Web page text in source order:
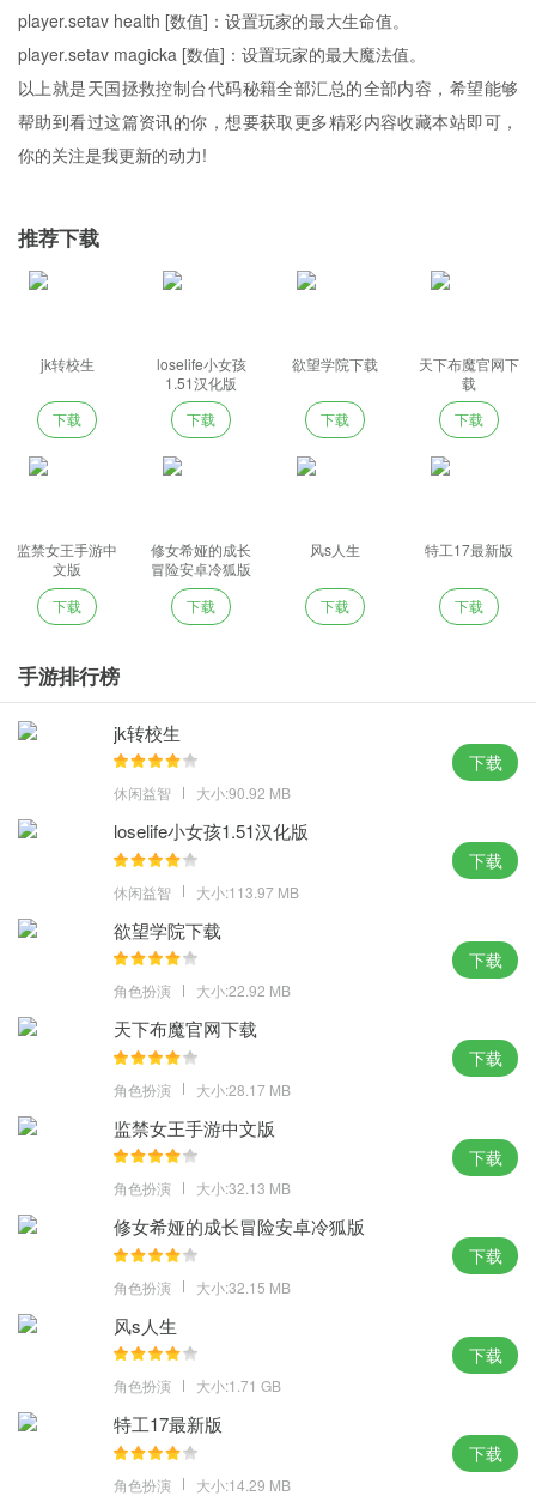
player.setav health [数值]：设置玩家的最大生命值。
player.setav magicka [数值]：设置玩家的最大魔法值。
以上就是天国拯救控制台代码秘籍全部汇总的全部内容，希望能够
帮助到看过这篇资讯的你，想要获取更多精彩内容收藏本站即可，
你的关注是我更新的动力!
推荐下载
jk转校生
下载
loselife小女孩
1.51汉化版
下载
欲望学院下载
下载
天下布魔官网下
载
下载
监禁女王手游中
文版
下载
修女希娅的成长
冒险安卓冷狐版
下载
风s人生
下载
特工17最新版
下载
手游排行榜
jk转校生
休闲益智 大小:90.92 MB
下载
loselife小女孩1.51汉化版
休闲益智 大小:113.97 MB
下载
欲望学院下载
角色扮演 大小:22.92 MB
下载
天下布魔官网下载
角色扮演 大小:28.17 MB
下载
监禁女王手游中文版
角色扮演 大小:32.13 MB
下载
修女希娅的成长冒险安卓冷狐版
角色扮演 大小:32.15 MB
下载
风s人生
角色扮演 大小:1.71 GB
下载
特工17最新版
角色扮演 大小:14.29 MB
下载